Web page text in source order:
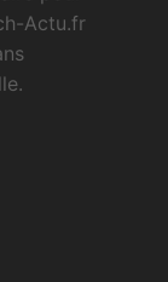
Actu.fr